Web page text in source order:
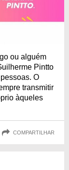
ou alguém
Pintto
O
transmitir
àqueles
COMPARTILHAR